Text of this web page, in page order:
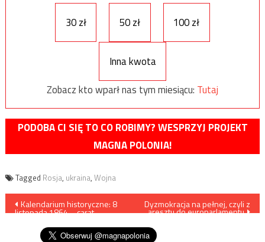
30 zł 50 zł 100 zł
Inna kwota
Zobacz kto wparł nas tym miesiącu: Tutaj
PODOBA CI SIĘ TO CO ROBIMY? WESPRZYJ PROJEKT
MAGNA POLONIA!
Tagged Rosja, ukraina, Wojna
Nawigacja
wpisu
Kalendarium historyczne: 8
listopada 1864 – carat
Dyzmokracja na pełnej, czyli z
aresztu do europarlamentu